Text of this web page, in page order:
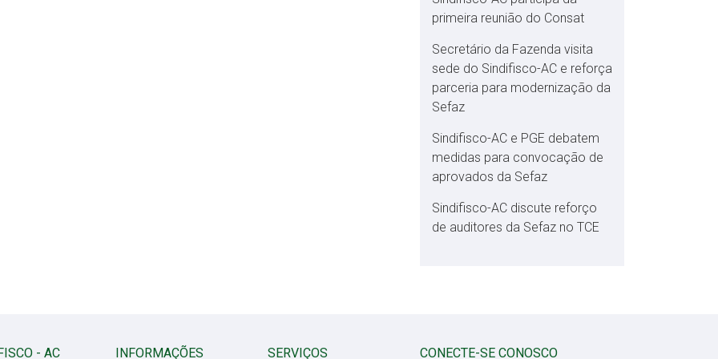
primeira reunião do Consat
Secretário da Fazenda visita
sede do Sindifisco-AC e reforça
parceria para modernização da
Sefaz
Sindifisco-AC e PGE debatem
medidas para convocação de
aprovados da Sefaz
Sindifisco-AC discute reforço
de auditores da Sefaz no TCE
- AC INFORMAÇÕES SERVIÇOS CONECTE-SE CONOSCO